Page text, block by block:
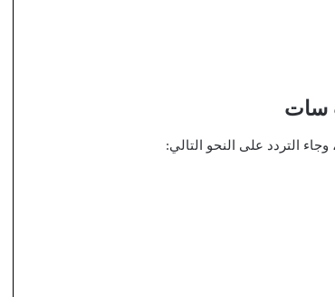
التردد على النحو التالي: